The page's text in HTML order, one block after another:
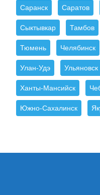
Саранск Саратов
Сыктывкар Тамбов
Тюмень Челябинск
Улан-Удэ Ульяновск
Ханты-Мансийск
Южно-Сахалинск